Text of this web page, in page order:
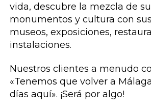
vida, descubre la mezcla de
monumentos y cultura con
museos, exposiciones,
instalaciones.
Nuestros clientes a menudo
«Tenemos que volver a
días aquí». ¡Será por algo!